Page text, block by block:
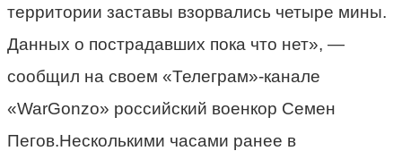
территории заставы взорвались четыре мины.
Данных о пострадавших пока что нет», —
сообщил на своем «Телеграм»-канале
«WarGonzo» российский военкор Семен
Пегов.Несколькими часами ранее в